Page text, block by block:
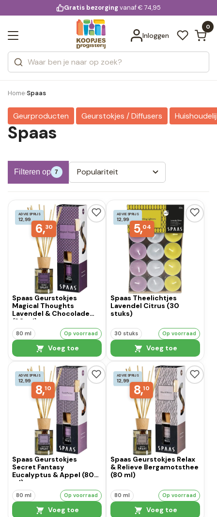
voor 20:00 uur besteld
Gratis bezorgingvanaf € 74,95
Inloggen
0
Zoeken
Categorieën
Merken
Bekijk alle resultaten
Home›Spaas
Geurproducten Geurstokjes / Diffusers
Spaas
Filteren op 7 Populariteit
ADVIESPRIJS
12,99
6,30
Spaas Geurstokjes
Magical Thoughts
Lavendel & Chocolade
(80 ml)
80 ml Op voorraad
Voeg toe
ADVIESPRIJS
12,99
5,04
Spaas Theelichtjes
Lavendel Citrus (30
stuks)
30 stuks Op voorraad
Voeg toe
ADVIESPRIJS
12,99
8,10
Spaas Geurstokjes
Secret Fantasy
Eucalyptus & Appel (80
ml)
80 ml Op voorraad
Voeg toe
ADVIESPRIJS
12,99
8,10
Spaas Geurstokjes Relax
& Relieve Bergamotsthee
(80 ml)
80 ml Op voorraad
Voeg toe